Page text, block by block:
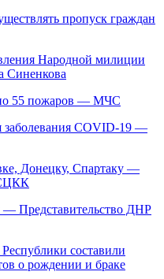
пропуск граждан
Народной милиции
Синенкова
55 пожаров — МЧС
COVID-19 —
Донецку, Спартаку —
Представительство ДНР
составили
о рождении и браке